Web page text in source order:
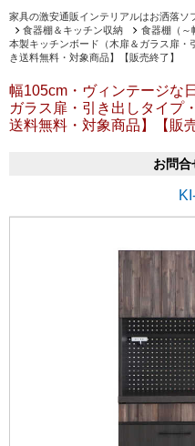
家具の激安通販インテリアルはお洒落
食器棚＆キッチン収納
食器棚（～
本製キッチンボード（木扉＆ガラス扉
き送料無料・対象商品】【販売終了】
幅105cm・ヴィンテージな
ガラス扉・引き出しタイプ
送料無料・対象商品】【販
お問合